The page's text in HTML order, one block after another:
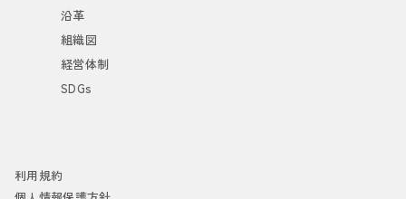
沿革
組織図
経営体制
SDGs
利用規約